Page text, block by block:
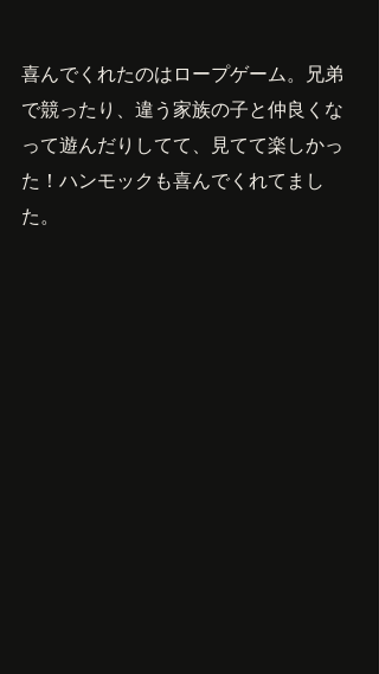
喜んでくれたのはロープゲーム。兄弟
で競ったり、違う家族の子と仲良くな
って遊んだりしてて、見てて楽しかっ
た！ハンモックも喜んでくれてまし
た。